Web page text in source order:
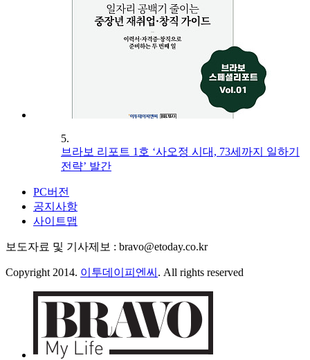
5.
브라보 리포트 1호 ‘사오정 시대, 73세까지 일하기
전략’ 발간
PC버전
공지사항
사이트맵
보도자료 및 기사제보 : bravo@etoday.co.kr
Copyright 2014. 이투데이피엔씨 . All rights reserved